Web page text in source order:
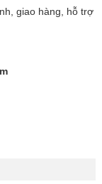
giao hàng, hỗ trợ